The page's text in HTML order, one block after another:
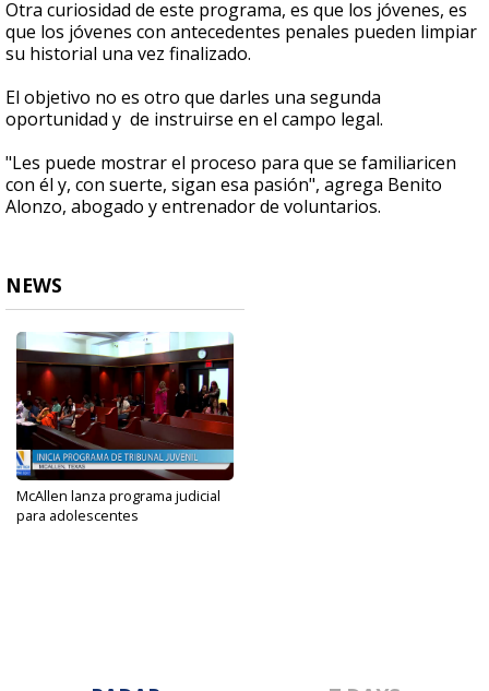
Otra curiosidad de este programa, es que los jóvenes, es
que los jóvenes con antecedentes penales pueden limpiar
su historial una vez finalizado.
El objetivo no es otro que darles una segunda
oportunidad y de instruirse en el campo legal.
"Les puede mostrar el proceso para que se familiaricen
con él y, con suerte, sigan esa pasión", agrega Benito
Alonzo, abogado y entrenador de voluntarios.
NEWS
McAllen lanza programa judicial
para adolescentes